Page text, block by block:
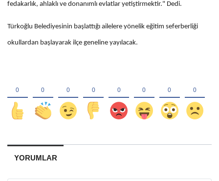
fedakarlık, ahlaklı ve donanımlı evlatlar yetiştirmektir." Dedi.
Türkoğlu Belediyesinin başlattığı ailelere yönelik eğitim seferberliği
okullardan başlayarak ilçe geneline yayılacak.
YORUMLAR